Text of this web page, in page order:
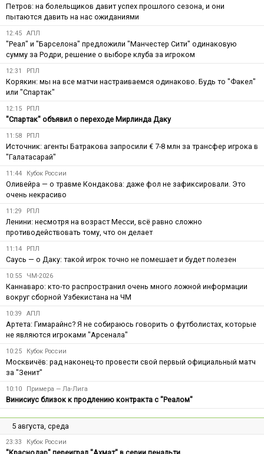
Петров: на болельщиков давит успех прошлого сезона, и они
пытаются давить на нас ожиданиями
12:45 АПЛ
"Реал" и "Барселона" предложили "Манчестер Сити" одинаковую
сумму за Родри, решение о выборе клуба за игроком
12:31 РПЛ
Корякин: мы на все матчи настраиваемся одинаково. Будь то "Факел"
или "Спартак"
12:15 РПЛ
"Спартак" объявил о переходе Мирлинда Даку
11:58 РПЛ
Источник: агенты Батракова запросили € 7-8 млн за трансфер игрока в
"Галатасарай"
11:44 Кубок России
Оливейра — о травме Кондакова: даже фол не зафиксировали. Это
очень некрасиво
11:29 РПЛ
Ленини: несмотря на возраст Месси, всё равно сложно
противодействовать тому, что он делает
11:14 РПЛ
Саусь — о Даку: такой игрок точно не помешает и будет полезен
10:55 ЧМ-2026
Каннаваро: кто-то распространил очень много ложной информации
вокруг сборной Узбекистана на ЧМ
10:39 АПЛ
Артета: Гимарайнс? Я не собираюсь говорить о футболистах, которые
не являются игроками "Арсенала"
10:25 Кубок России
Москвичёв: рад наконец-то провести свой первый официальный матч
за "Зенит"
10:10 Примера — Ла-Лига
Винисиус близок к продлению контракта с "Реалом"
5 августа, среда
23:33 Кубок России